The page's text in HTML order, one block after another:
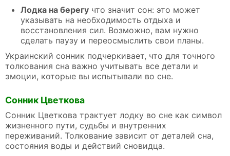
Лодка на берегу что значит сон: это может
указывать на необходимость отдыха и
восстановления сил. Возможно, вам нужно
сделать паузу и переосмыслить свои планы.
Украинский сонник подчеркивает, что для точного
толкования сна важно учитывать все детали и
эмоции, которые вы испытывали во сне.
Сонник Цветкова
Сонник Цветкова трактует лодку во сне как символ
жизненного пути, судьбы и внутренних
переживаний. Толкование зависит от деталей сна,
состояния воды и действий сновидца.